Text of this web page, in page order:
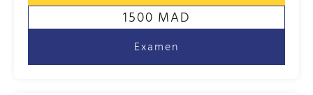
1500 MAD
Examen